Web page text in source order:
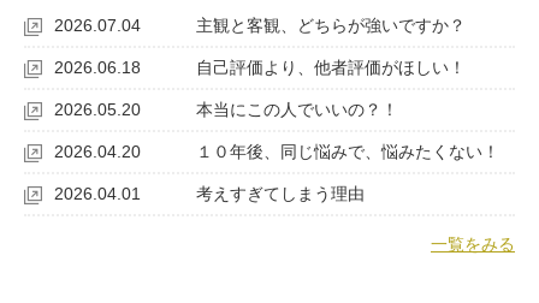
2026.07.04 主観と客観、どちらが強いですか？
2026.06.18 自己評価より、他者評価がほしい！
2026.05.20 本当にこの人でいいの？！
2026.04.20 １０年後、同じ悩みで、悩みたくない！
2026.04.01 考えすぎてしまう理由
一覧をみる